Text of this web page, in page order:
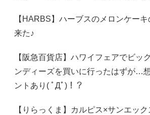
【HARBS】ハーブスのメロンケー
来た♪
【阪急百貨店】ハワイフェアでビッ
ンディーズを買いに行ったはずが…
ントあり( ﾟДﾟ)！？
【りらっくま】カルピス×サンエッ